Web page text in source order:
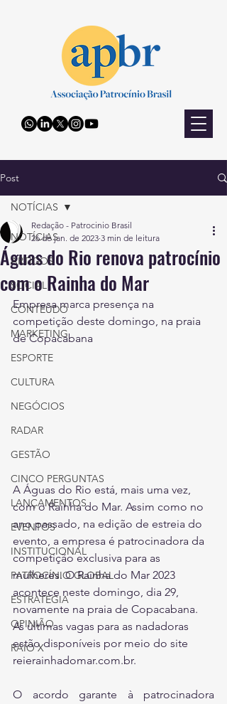
Post
NOTÍCIAS
ARTIGOS
SOCIAL
CONTEÚDO
MARKETING
ESPORTE
CULTURA
NEGÓCIOS
RADAR
GESTÃO
CINCO PERGUNTAS
LANÇAMENTOS
EVENTOS
INSTITUCIONAL
PATROCÍNIO GLOBAL
ESTRATÉGIA
OPINIÃO
RAIO X
NOTÍCIAS
Águas do Rio renova patrocínio
com o Rainha do Mar
Redação - Patrocinio Brasil
26 de jan. de 2023 3 min de leitura
Empresa marca presença na
competição deste domingo, na praia
de Copacabana
A Águas do Rio está, mais uma vez,
com o Rainha do Mar. Assim como no
ano passado, na edição de estreia do
evento, a empresa é patrocinadora da
competição exclusiva para as
mulheres. O Rainha do Mar 2023
acontece neste domingo, dia 29,
novamente na praia de Copacabana.
As últimas vagas para as nadadoras
estão disponíveis por meio do site
reierainhadomar.com.br.
O acordo garante à patrocinadora